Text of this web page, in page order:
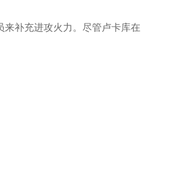
补充进攻火力。尽管卢卡库在